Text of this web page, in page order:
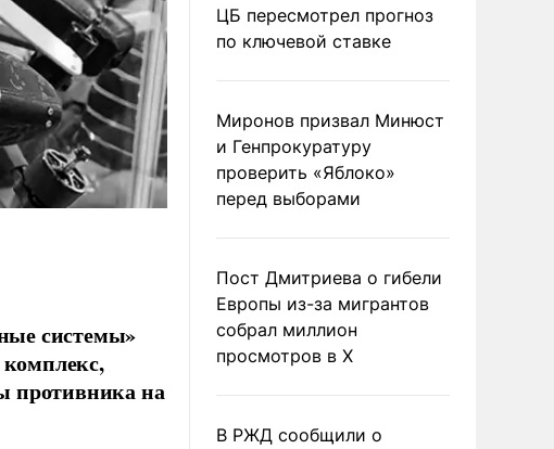
системы»
противника на
ЦБ пересмотрел прогноз
по ключевой ставке
Миронов призвал Минюст
и Генпрокуратуру
проверить «Яблоко»
перед выборами
Пост Дмитриева о гибели
Европы из-за мигрантов
собрал миллион
просмотров в X
В РЖД сообщили о